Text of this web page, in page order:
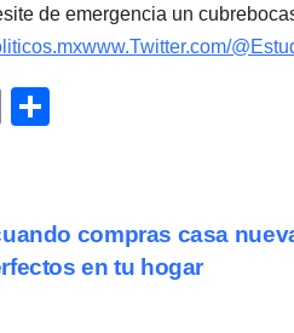
de emergencia un
www.Twitter.com/
E
p
ar
compras casa
en tu hogar